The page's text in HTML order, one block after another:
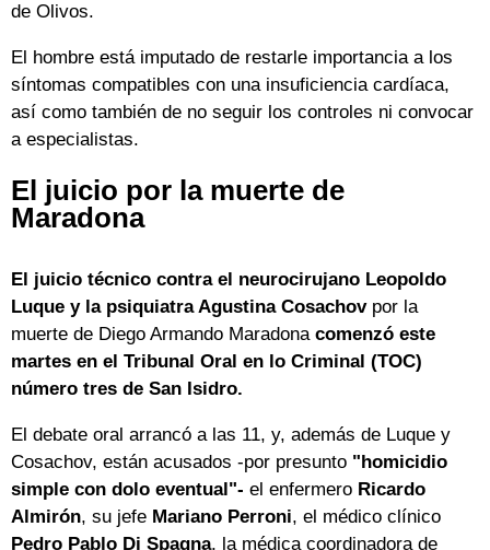
de Olivos.
El hombre está imputado de restarle importancia a los
síntomas compatibles con una insuficiencia cardíaca,
así como también de no seguir los controles ni convocar
a especialistas.
El juicio por la muerte de
Maradona
El juicio técnico contra el neurocirujano Leopoldo
Luque y la psiquiatra Agustina Cosachovpor la
muerte de Diego Armando Maradona comenzó este
martes en el Tribunal Oral en lo Criminal (TOC)
número tres de San Isidro.
El debate oral arrancó a las 11, y, además de Luque y
Cosachov, están acusados -por presunto "homicidio
simple con dolo eventual"- el enfermero Ricardo
Almirón, su jefe Mariano Perroni, el médico clínico
Pedro Pablo Di Spagna, la médica coordinadora de